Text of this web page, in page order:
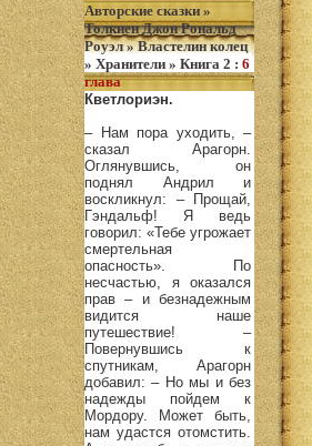
Авторские сказки »
Толкиен Джон Рональд
Роуэл»Властелин колец
» Хранители » Книга 2 : 6
глава
Кветлориэн.
– Нам пора уходить, –
сказал Арагорн.
Оглянувшись, он
поднял Андрил и
воскликнул: – Прощай,
Гэндальф! Я ведь
говорил: «Тебе угрожает
смертельная
опасность». По
несчастью, я оказался
прав – и безнадежным
видится наше
путешествие! –
Повернувшись к
спутникам, Арагорн
добавил: – Но мы и без
надежды пойдем к
Мордору. Может быть,
нам удастся отомстить.